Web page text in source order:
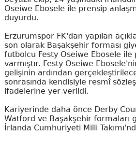
Oseiwe Ebosele ile prensip
duyurdu.
Erzurumspor FK'dan yapılan
son olarak Başakşehir forması
futbolcu Festy Oseiwe Ebosele ile
varmıştır. Festy Oseiwe
gelişinin ardından
sonrasında kendisiyle resmî
ifadelerine yer verildi.
Kariyerinde daha önce Derby
Watford ve Başakşehir formaları
İrlanda Cumhuriyeti Milli